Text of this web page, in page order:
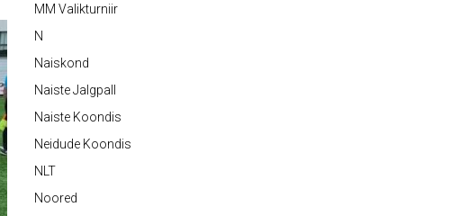
MM Valikturniir
N
Naiskond
Naiste Jalgpall
Naiste Koondis
Neidude Koondis
NLT
Noored